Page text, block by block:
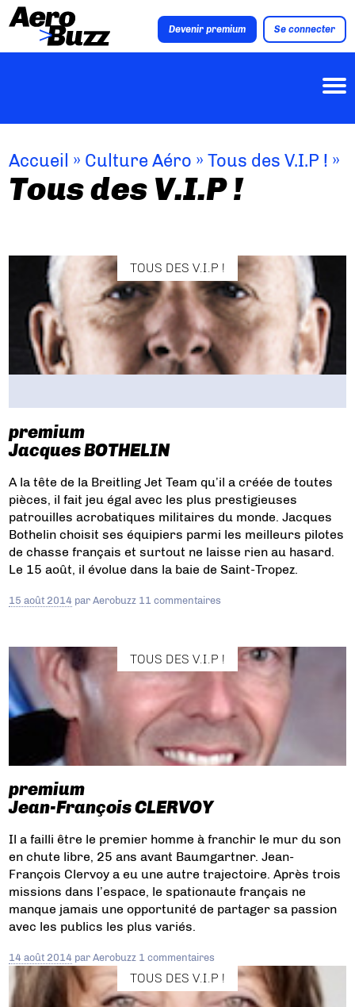
Devenir premium Se connecter
Accueil » Culture Aéro »Tous des V.I.P ! »
Tous des V.I.P !
TOUS DES V.I.P !
premium
Jacques BOTHELIN
A la tête de la Breitling Jet Team qu’il a créée de toutes
pièces, il fait jeu égal avec les plus prestigieuses
patrouilles acrobatiques militaires du monde. Jacques
Bothelin choisit ses équipiers parmi les meilleurs pilotes
de chasse français et surtout ne laisse rien au hasard.
Le 15 août, il évolue dans la baie de Saint-Tropez.
15 août 2014 parAerobuzz 11 commentaires
TOUS DES V.I.P !
premium
Jean-François CLERVOY
Il a failli être le premier homme à franchir le mur du son
en chute libre, 25 ans avant Baumgartner. Jean-
François Clervoy a eu une autre trajectoire. Après trois
missions dans l’espace, le spationaute français ne
manque jamais une opportunité de partager sa passion
avec les publics les plus variés.
14 août 2014 parAerobuzz 1 commentaires
TOUS DES V.I.P !